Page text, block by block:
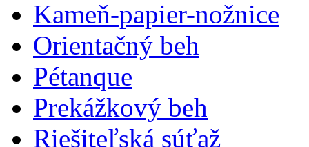
Kameň-papier-nožnice
Orientačný beh
Pétanque
Prekážkový beh
Riešiteľská súťaž